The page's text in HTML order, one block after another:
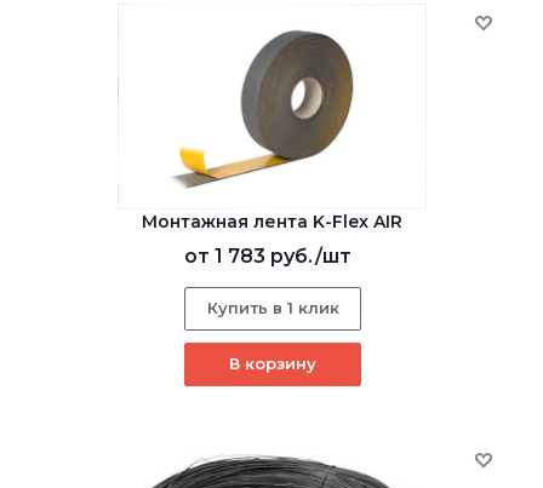
Монтажная лента K-Flex AIR
от 1 783 руб./шт
Купить в 1 клик
В корзину